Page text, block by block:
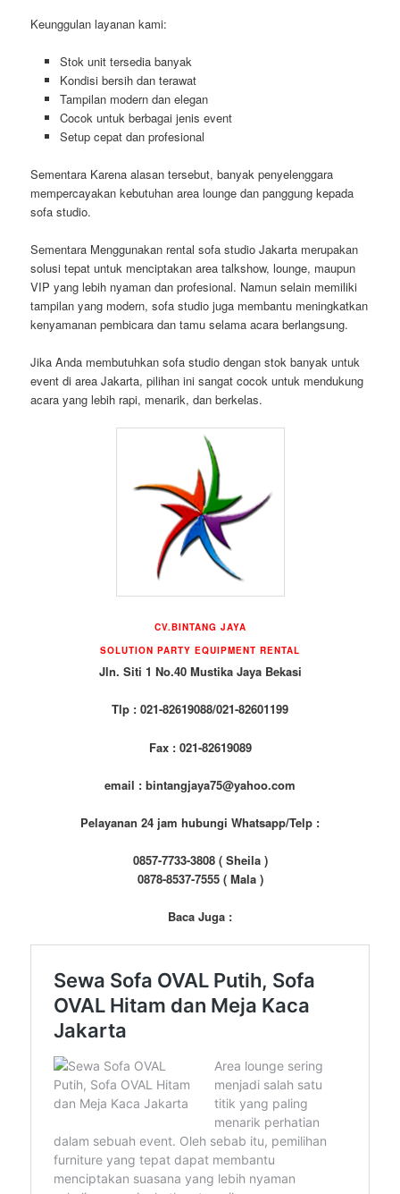
Keunggulan layanan kami:
Stok unit tersedia banyak
Kondisi bersih dan terawat
Tampilan modern dan elegan
Cocok untuk berbagai jenis event
Setup cepat dan profesional
Sementara Karena alasan tersebut, banyak penyelenggara
mempercayakan kebutuhan area lounge dan panggung kepada
sofa studio.
Sementara Menggunakan rental sofa studio Jakarta merupakan
solusi tepat untuk menciptakan area talkshow, lounge, maupun
VIP yang lebih nyaman dan profesional. Namun selain memiliki
tampilan yang modern, sofa studio juga membantu meningkatkan
kenyamanan pembicara dan tamu selama acara berlangsung.
Jika Anda membutuhkan sofa studio dengan stok banyak untuk
event di area Jakarta, pilihan ini sangat cocok untuk mendukung
acara yang lebih rapi, menarik, dan berkelas.
CV.BINTANG JAYA
SOLUTION PARTY EQUIPMENT RENTAL
Jln. Siti 1 No.40 Mustika Jaya Bekasi
Tlp : 021-82619088/021-82601199
Fax : 021-82619089
email : bintangjaya75@yahoo.com
Pelayanan 24 jam hubungi Whatsapp/Telp :
0857-7733-3808 ( Sheila )
0878-8537-7555 ( Mala )
Baca Juga :